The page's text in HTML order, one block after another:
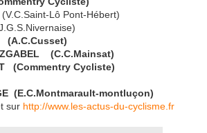
Lô Pont-Hébert)
(A.C.Cusset)
(C.C.Mainsat)
(Commentry Cycliste)
(E.C.Montmarault-montluçon)
sur http://www.les-actus-du-cyclisme.fr